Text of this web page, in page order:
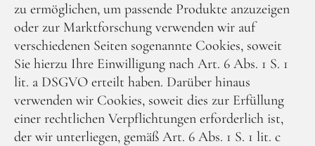
zu ermöglichen, um passende Produkte anzuzeigen
oder zur Marktforschung verwenden wir auf
verschiedenen Seiten sogenannte Cookies, soweit
Sie hierzu Ihre Einwilligung nach Art. 6 Abs. 1 S. 1
lit. a DSGVO erteilt haben. Darüber hinaus
verwenden wir Cookies, soweit dies zur Erfüllung
einer rechtlichen Verpflichtungen erforderlich ist,
der wir unterliegen, gemäß Art. 6 Abs. 1 S. 1 lit. c